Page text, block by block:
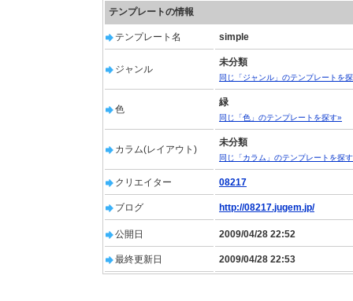
テンプレートの情報
テンプレート名 simple
ジャンル
未分類
同じ「ジャンル」のテンプレートを
色
緑
同じ「色」のテンプレートを探す»
カラム(レイアウト)
未分類
同じ「カラム」のテンプレートを探
クリエイター 08217
ブログ http://08217.jugem.jp/
公開日 2009/04/28 22:52
最終更新日 2009/04/28 22:53